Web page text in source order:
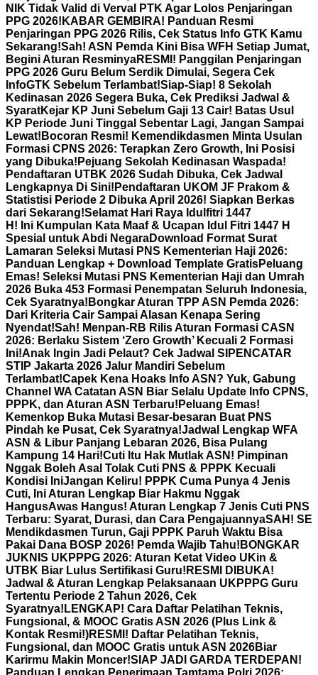
NIK Tidak Valid di Verval PTK Agar Lolos Penjaringan
PPG 2026! KABAR GEMBIRA! Panduan Resmi
Penjaringan PPG 2026 Rilis, Cek Status Info GTK Kamu
Sekarang!Sah! ASN Pemda Kini Bisa WFH Setiap Jumat,
Begini Aturan ResminyaRESMI! Panggilan Penjaringan
PPG 2026 Guru Belum Serdik Dimulai, Segera Cek
InfoGTK Sebelum Terlambat!Siap-Siap! 8 Sekolah
Kedinasan 2026 Segera Buka, Cek Prediksi Jadwal &
SyaratKejar KP Juni Sebelum Gaji 13 Cair! Batas Usul
KP Periode Juni Tinggal Sebentar Lagi, Jangan Sampai
Lewat! Bocoran Resmi! Kemendikdasmen Minta Usulan
Formasi CPNS 2026: Terapkan Zero Growth, Ini Posisi
yang Dibuka! Pejuang Sekolah Kedinasan Waspada!
Pendaftaran UTBK 2026 Sudah Dibuka, Cek Jadwal
Lengkapnya Di Sini! Pendaftaran UKOM JF Prakom &
Statistisi Periode 2 Dibuka April 2026! Siapkan Berkas
dari Sekarang!Selamat Hari Raya Idulfitri 1447
H! Ini Kumpulan Kata Maaf & Ucapan Idul Fitri 1447 H
Spesial untuk Abdi NegaraDownload Format Surat
Lamaran Seleksi Mutasi PNS Kementerian Haji 2026:
Panduan Lengkap + Download Template GratisPeluang
Emas! Seleksi Mutasi PNS Kementerian Haji dan Umrah
2026 Buka 453 Formasi Penempatan Seluruh Indonesia,
Cek Syaratnya! Bongkar Aturan TPP ASN Pemda 2026:
Dari Kriteria Cair Sampai Alasan Kenapa Sering
Nyendat!Sah! Menpan-RB Rilis Aturan Formasi CASN
2026: Berlaku Sistem ‘Zero Growth’ Kecuali 2 Formasi
Ini!Anak Ingin Jadi Pelaut? Cek Jadwal SIPENCATAR
STIP Jakarta 2026 Jalur Mandiri Sebelum
Terlambat!Capek Kena Hoaks Info ASN? Yuk, Gabung
Channel WA Catatan ASN Biar Selalu Update Info CPNS,
PPPK, dan Aturan ASN Terbaru! Peluang Emas!
Kemenkop Buka Mutasi Besar-besaran Buat PNS
Pindah ke Pusat, Cek Syaratnya!Jadwal Lengkap WFA
ASN & Libur Panjang Lebaran 2026, Bisa Pulang
Kampung 14 Hari!Cuti Itu Hak Mutlak ASN! Pimpinan
Nggak Boleh Asal Tolak Cuti PNS & PPPK Kecuali
Kondisi IniJangan Keliru! PPPK Cuma Punya 4 Jenis
Cuti, Ini Aturan Lengkap Biar Hakmu Nggak
HangusAwas Hangus! Aturan Lengkap 7 Jenis Cuti PNS
Terbaru: Syarat, Durasi, dan Cara PengajuannyaSAH! SE
Mendikdasmen Turun, Gaji PPPK Paruh Waktu Bisa
Pakai Dana BOSP 2026! Pemda Wajib Tahu! BONGKAR
JUKNIS UKPPPG 2026: Aturan Ketat Video UKin &
UTBK Biar Lulus Sertifikasi Guru! RESMI DIBUKA!
Jadwal & Aturan Lengkap Pelaksanaan UKPPPG Guru
Tertentu Periode 2 Tahun 2026, Cek
Syaratnya! LENGKAP! Cara Daftar Pelatihan Teknis,
Fungsional, & MOOC Gratis ASN 2026 (Plus Link &
Kontak Resmi!)RESMI! Daftar Pelatihan Teknis,
Fungsional, dan MOOC Gratis untuk ASN 2026Biar
Karirmu Makin Moncer!SIAP JADI GARDA TERDEPAN!
Panduan Lengkap Penerimaan Tamtama Polri 2026: